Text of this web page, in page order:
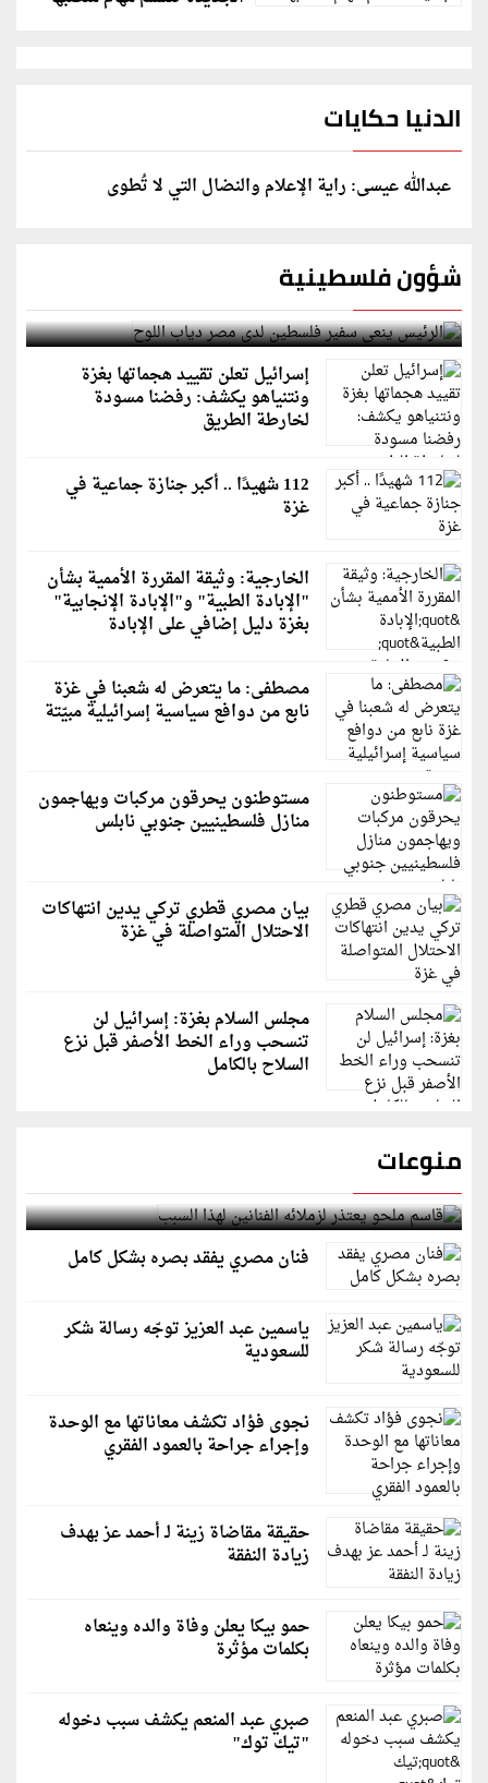
الدنيا حكايات
عبدالله عيسى: راية الإعلام والنضال التي لا تُطوى
شؤون فلسطينية
الرئيس ينعى سفير فلسطين لدى مصر دياب اللوح
إسرائيل تعلن تقييد هجماتها بغزة
ونتنياهو يكشف: رفضنا مسودة
لخارطة الطريق
112 شهيدًا .. أكبر جنازة جماعية في
غزة
الخارجية: وثيقة المقررة الأممية بشأن
"الإبادة الطبية" و"الإبادة الإنجابية"
بغزة دليل إضافي على الإبادة
مصطفى: ما يتعرض له شعبنا في غزة
نابع من دوافع سياسية إسرائيلية مبيّتة
مستوطنون يحرقون مركبات ويهاجمون
منازل فلسطينيين جنوبي نابلس
بيان مصري قطري تركي يدين انتهاكات
الاحتلال المتواصلة في غزة
مجلس السلام بغزة: إسرائيل لن
تنسحب وراء الخط الأصفر قبل نزع
السلاح بالكامل
منوعات
قاسم ملحو يعتذر لزملائه الفنانين لهذا السبب
فنان مصري يفقد بصره بشكل كامل
ياسمين عبد العزيز توجّه رسالة شكر
للسعودية
نجوى فؤاد تكشف معاناتها مع الوحدة
وإجراء جراحة بالعمود الفقري
حقيقة مقاضاة زينة لـ أحمد عز بهدف
زيادة النفقة
حمو بيكا يعلن وفاة والده وينعاه
بكلمات مؤثرة
صبري عبد المنعم يكشف سبب دخوله
"تيك توك"